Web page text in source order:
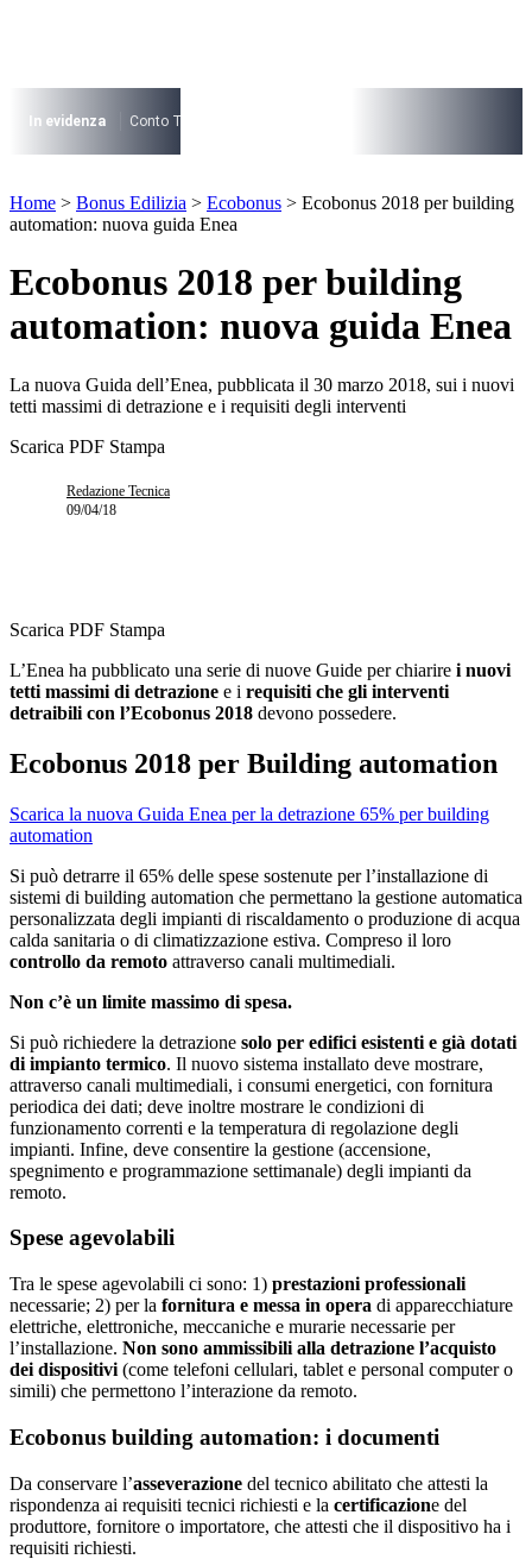
I più cercati
Lorem ipsum dolor sit amet consectetur
Lorem ipsum dolor sit amet consectetur
In evidenza Conto Termico
Lorem ipsum dolor sit amet consectetur
Home > Bonus Edilizia > Ecobonus > Ecobonus 2018 per building
automation: nuova guida Enea
Ecobonus 2018 per building
automation: nuova guida Enea
La nuova Guida dell’Enea, pubblicata il 30 marzo 2018, sui i nuovi
tetti massimi di detrazione e i requisiti degli interventi
Scarica PDF Stampa
Redazione Tecnica
09/04/18
Scarica PDF Stampa
L’Enea ha pubblicato una serie di nuove Guide per chiarire i nuovi
tetti massimi di detrazione e i requisiti che gli interventi
detraibili con l’Ecobonus 2018 devono possedere.
Ecobonus 2018 per Building automation
Scarica la nuova Guida Enea per la detrazione 65% per building
automation
Si può detrarre il 65% delle spese sostenute per l’installazione di
sistemi di building automation che permettano la gestione automatica
personalizzata degli impianti di riscaldamento o produzione di acqua
calda sanitaria o di climatizzazione estiva. Compreso il loro
controllo da remoto attraverso canali multimediali.
Non c’è un limite massimo di spesa.
Si può richiedere la detrazione solo per edifici esistenti e già dotati
di impianto termico. Il nuovo sistema installato deve mostrare,
attraverso canali multimediali, i consumi energetici, con fornitura
periodica dei dati; deve inoltre mostrare le condizioni di
funzionamento correnti e la temperatura di regolazione degli
impianti. Infine, deve consentire la gestione (accensione,
spegnimento e programmazione settimanale) degli impianti da
remoto.
Spese agevolabili
Tra le spese agevolabili ci sono: 1) prestazioni professionali
necessarie; 2) per la fornitura e messa in opera di apparecchiature
elettriche, elettroniche, meccaniche e murarie necessarie per
l’installazione. Non sono ammissibili alla detrazione l’acquisto
dei dispositivi (come telefoni cellulari, tablet e personal computer o
simili) che permettono l’interazione da remoto.
Ecobonus building automation: i documenti
Da conservare l’asseverazione del tecnico abilitato che attesti la
rispondenza ai requisiti tecnici richiesti e la certificazione del
produttore, fornitore o importatore, che attesti che il dispositivo ha i
requisiti richiesti.